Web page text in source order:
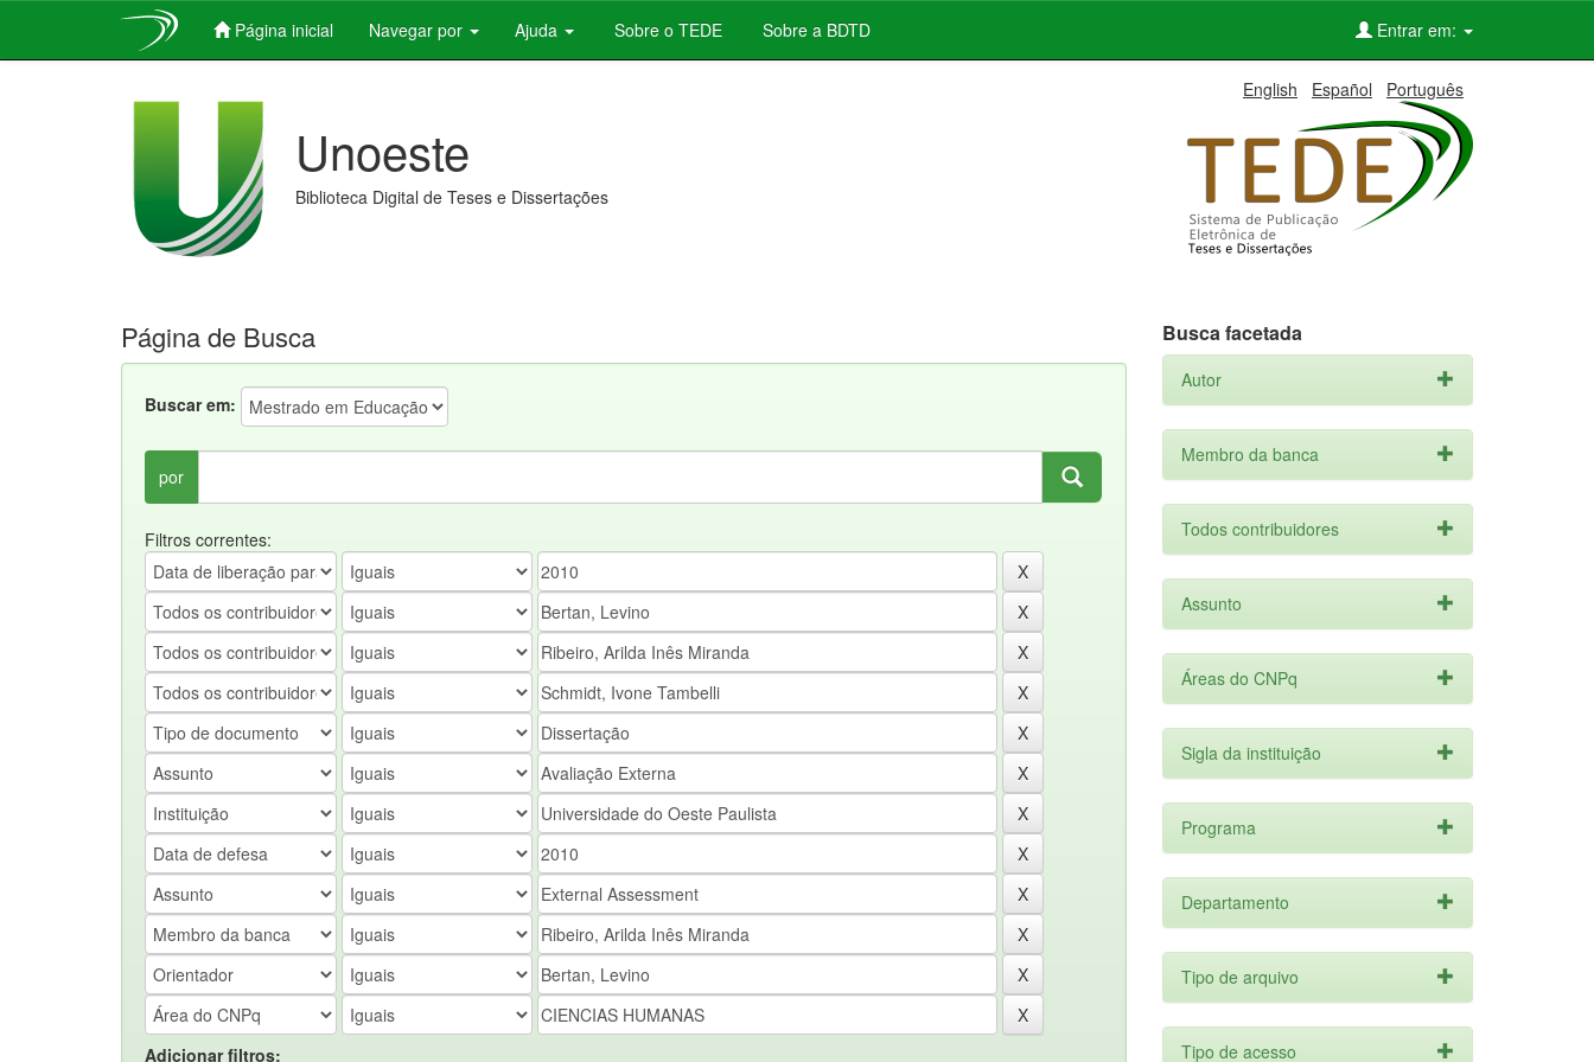
Página inicial Navegar por Ajuda Sobre o TEDE Sobre a BDTD Entrar em:
English Español Português
Unoeste
Biblioteca Digital de Teses e Dissertações
Página de Busca
Buscar em:
por
Filtros correntes:
Adicionar filtros:
Busca facetada
Autor
Membro da banca
Todos contribuidores
Assunto
Áreas do CNPq
Sigla da instituição
Programa
Departamento
Tipo de arquivo
Tipo de acesso